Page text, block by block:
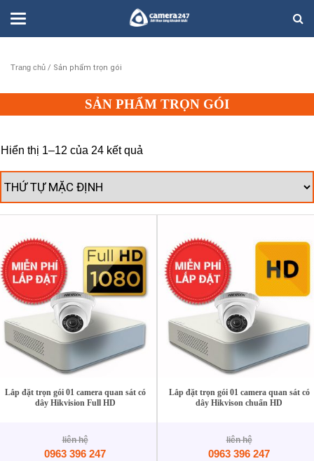
Trang chủ / Sản phẩm trọn gói
SẢN PHẨM TRỌN GÓI
Hiển thị 1–12 của 24 kết quả
Lắp đặt trọn gói 01 camera quan sát có
dây Hikvision Full HD
liên hệ
0963 396 247
Lắp đặt trọn gói 01 camera quan sát có
dây Hikvison chuẩn HD
liên hệ
0963 396 247